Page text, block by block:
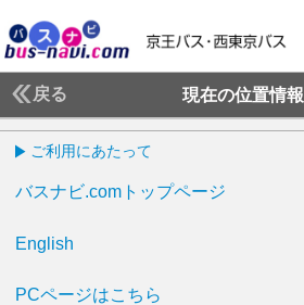
戻る 現在の位置情報
ご利用にあたって
バスナビ.comトップページ
English
PCページはこちら